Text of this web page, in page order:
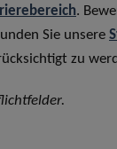
.
Sie unsere
zu